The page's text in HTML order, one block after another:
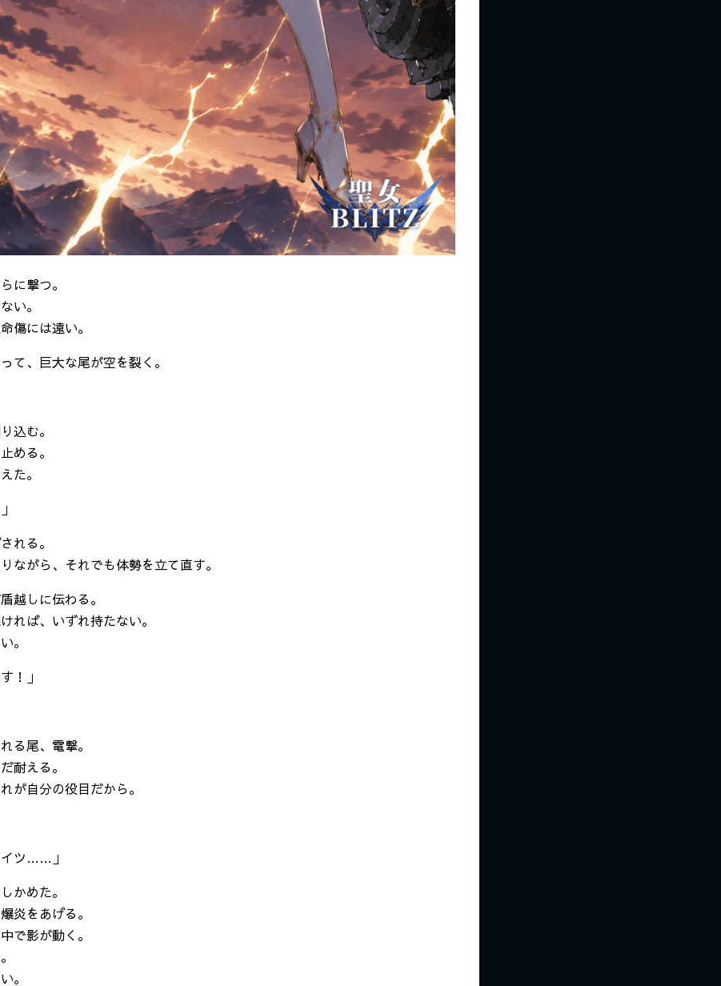
に撃つ。
い。
傷には遠い。
て、巨大な尾が空を裂く。
込む。
める。
た。
れる。
ながら、それでも体勢を立て直す。
越しに伝わる。
れば、いずれ持たない。
。
！」
る尾、電撃。
耐える。
自分の役目だから。
イツ……」
かめた。
炎をあげる。
で影が動く。
。